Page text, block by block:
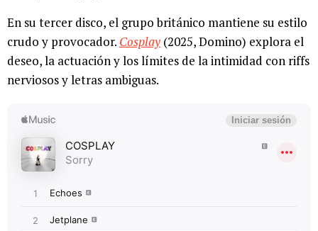
En su tercer disco, el grupo británico mantiene su estilo
crudo y provocador. Cosplay (2025, Domino) explora el
deseo, la actuación y los límites de la intimidad con riffs
nerviosos y letras ambiguas.